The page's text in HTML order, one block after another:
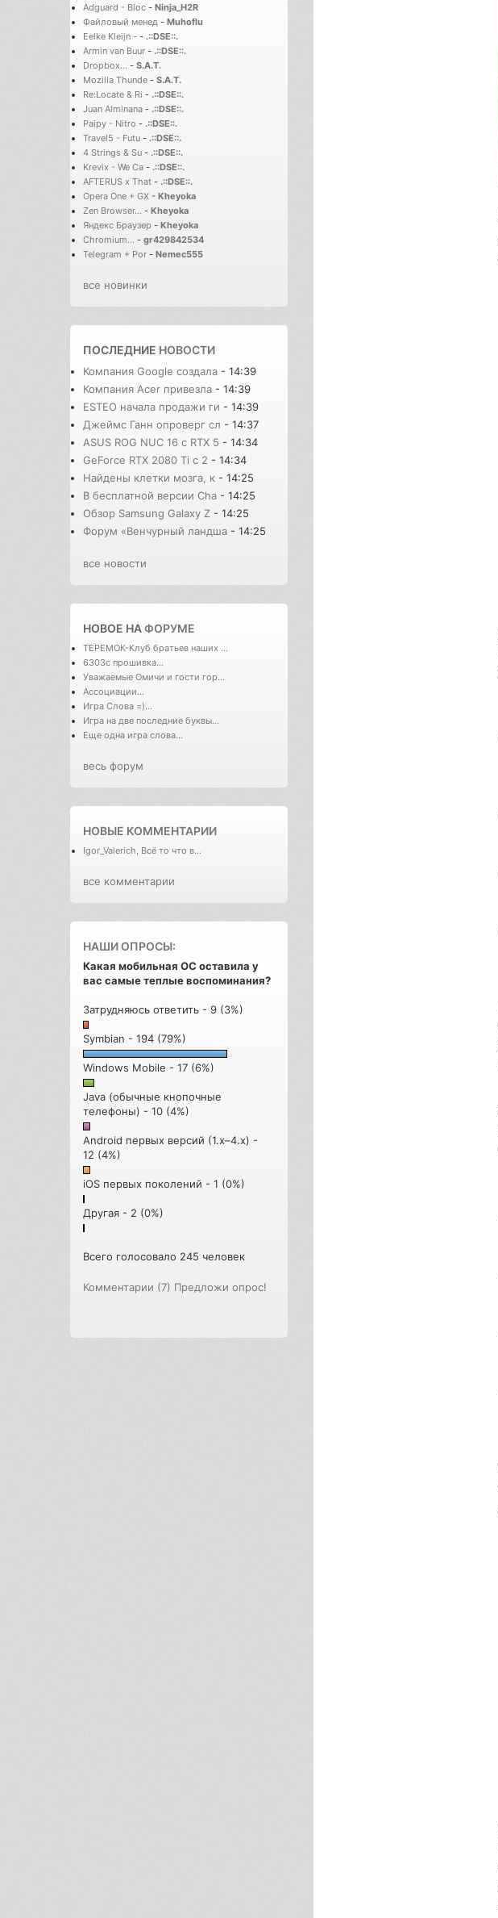
Adguard - Bloc - Ninja_H2R
Файловый менед - Muhoflu
Eelke Kleijn - - .::DSE::.
Armin van Buur - .::DSE::.
Dropbox... - S.A.T.
Mozilla Thunde - S.A.T.
Re:Locate & Ri - .::DSE::.
Juan Alminana - .::DSE::.
Paipy - Nitro - .::DSE::.
Travel5 - Futu - .::DSE::.
4 Strings & Su - .::DSE::.
Krevix - We Ca - .::DSE::.
AFTERUS x That - .::DSE::.
Opera One + GX - Kheyoka
Zen Browser... - Kheyoka
Яндекс Браузер - Kheyoka
Chromium... - gr429842534
Telegram + Por - Nemec555
все новинки
ПОСЛЕДНИЕ НОВОСТИ
Компания Google создала - 14:39
Компания Acer привезла - 14:39
ESTEO начала продажи ги - 14:39
Джеймс Ганн опроверг сл - 14:37
ASUS ROG NUC 16 с RTX 5 - 14:34
GeForce RTX 2080 Ti с 2 - 14:34
Найдены клетки мозга, к - 14:25
В бесплатной версии Cha - 14:25
Обзор Samsung Galaxy Z - 14:25
Форум «Венчурный ландша - 14:25
все новости
НОВОЕ НАФОРУМЕ
ТЕРЕМОК-Клуб братьев наших ...
6303с прошивка...
Уважаемые Омичи и гости гор...
Ассоциации...
Игра Слова =)...
Игра на две последние буквы...
Еще одна игра слова...
весь форум
НОВЫЕ КОММЕНТАРИИ
Igor_Valerich, Всё то что в...
все комментарии
НАШИ ОПРОСЫ:
Какая мобильная ОС оставила у
вас самые теплые воспоминания?
Затрудняюсь ответить - 9 (3%)
Symbian - 194 (79%)
Windows Mobile - 17 (6%)
Java (обычные кнопочные
телефоны) - 10 (4%)
Android первых версий (1.x–4.x) -
12 (4%)
iOS первых поколений - 1 (0%)
Другая - 2 (0%)
Всего голосовало 245 человек
Комментарии (7) Предложи опрос!